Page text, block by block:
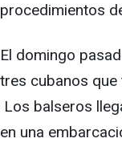
procedimientos
El domingo
tres cubanos que
Los balseros
en una